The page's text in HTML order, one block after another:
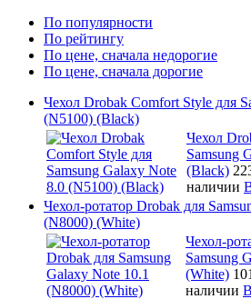
По популярности
По рейтингу
По цене, сначала недорогие
По цене, сначала дорогие
Чехол Drobak Comfort Style для
(N5100) (Black)
Чехол
Samsung
(Black)
наличии
Чехол-ротатор Drobak для
(N8000) (White)
Чехол-
Samsung
(White)
наличии